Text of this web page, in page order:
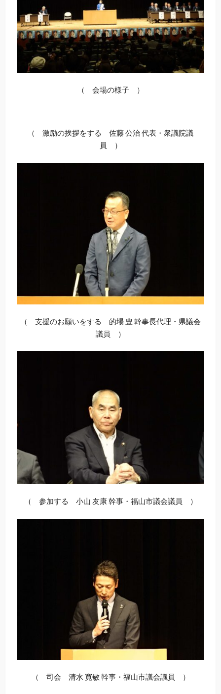
（ 会場の様子 ）
（ 激励の挨拶をする 佐藤 公治 代表・衆議院議
員 ）
（ 支援のお願いをする 的場 豊 幹事長代理・県議会
議員 ）
（ 参加する 小山 友康 幹事・福山市議会議員 ）
（ 司会 清水 寛敏 幹事・福山市議会議員 ）